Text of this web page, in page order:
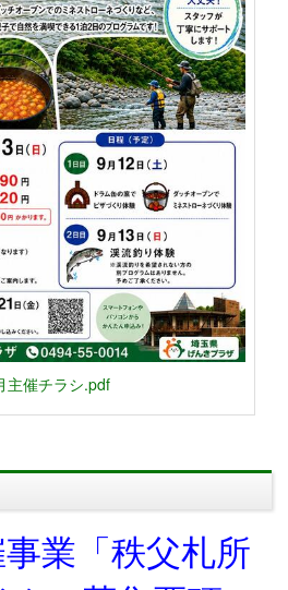
主催チラシ.pdf
業「秩父札所